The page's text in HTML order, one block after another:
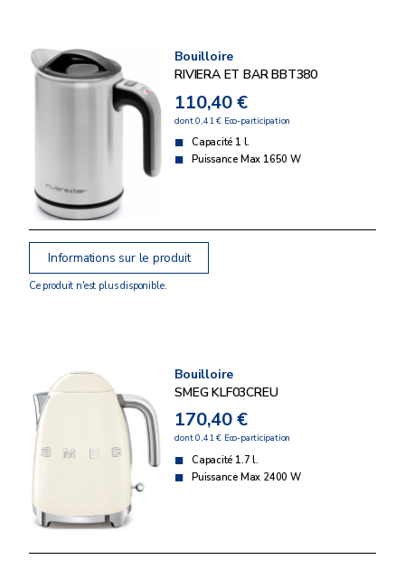
Bouilloire
RIVIERA ET BAR BBT380
110,40 €
dont 0,41 € Eco-participation
Capacité 1 l.
Puissance Max 1650 W
Informations sur le produit
Ce produit n'est plus disponible.
Bouilloire
SMEG KLF03CREU
170,40 €
dont 0,41 € Eco-participation
Capacité 1.7 l.
Puissance Max 2400 W